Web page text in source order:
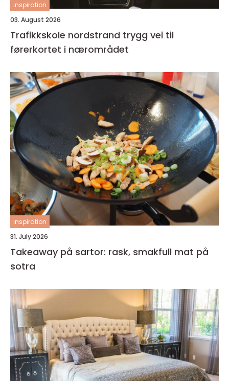
inspiration
03. August 2026
Trafikkskole nordstrand trygg vei til
førerkortet i nærområdet
inspiration
31. July 2026
Takeaway på sartor: rask, smakfull mat på
sotra